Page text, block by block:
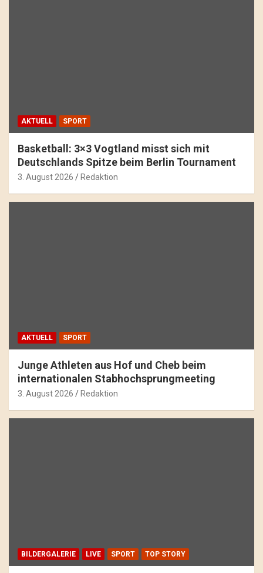
AKTUELL SPORT
Basketball: 3×3 Vogtland misst sich mit
Deutschlands Spitze beim Berlin Tournament
3. August 2026 Redaktion
AKTUELL SPORT
Junge Athleten aus Hof und Cheb beim
internationalen Stabhochsprungmeeting
3. August 2026 Redaktion
BILDERGALERIE LIVE SPORT TOP STORY